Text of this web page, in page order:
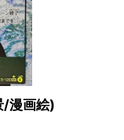
/漫画絵)